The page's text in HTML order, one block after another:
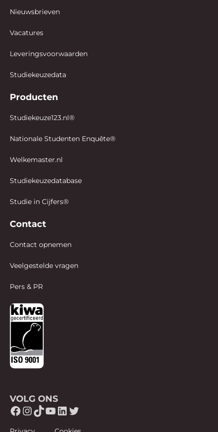
Nieuwsbrieven
Vacatures
Leveringsvoorwaarden
Studiekeuzedata
Producten
Studiekeuze123.nl®
Nationale Studenten Enquête®
Welkemaster.nl
Studiekeuzedatabase
Studie in Cijfers®
Contact
Contact opnemen
Veelgestelde vragen
Pers & PR
VOLG ONS
Facebook
Instagram
TikTok
YouTube
LinkedIn
Twitter